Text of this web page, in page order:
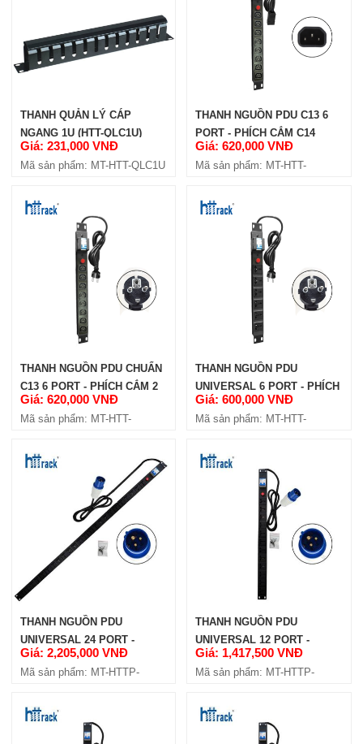
(HTTP-ST1000)
Mã sản phẩm: MT-HTTP-ST1000
(HTT-ST600)
Giá: 350,000 VNĐ
Mã sản phẩm: MT-HTT-ST600
(HTT-FT1000)
THANH QUẢN LÝ CÁP
NGANG 1U (HTT-QLC1U)
Giá: 231,000 VNĐ
Mã sản phẩm: MT-HTT-QLC1U
THANH NGUỒN PDU C13 6
PORT - PHÍCH CẮM C14
(HTT-PDUC136PC14)
Giá: 620,000 VNĐ
Mã sản phẩm: MT-HTT-
THANH NGUỒN PDU CHUẨN
C13 6 PORT - PHÍCH CẮM 2
CHẤU (HTT-PDUC136P2C)
Giá: 620,000 VNĐ
Mã sản phẩm: MT-HTT-
THANH NGUỒN PDU
UNIVERSAL 6 PORT - PHÍCH
CẮM 2 CHẤU (HTT-PDU6P2C)
Giá: 600,000 VNĐ
Mã sản phẩm: MT-HTT-
THANH NGUỒN PDU
UNIVERSAL 24 PORT -
PHÍCH CẮM CÔNG NGHIỆP
(HTTP-PDU24PCN)
Giá: 2,205,000 VNĐ
Mã sản phẩm: MT-HTTP-
THANH NGUỒN PDU
UNIVERSAL 12 PORT -
PHÍCH CẮM CÔNG NGHIỆP
(HTTP-PDU12PCN)
Giá: 1,417,500 VNĐ
Mã sản phẩm: MT-HTTP-